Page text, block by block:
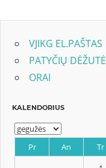
VJIKG EL.PAŠTAS
PATYČIŲ DĖŽUTĖ
ORAI